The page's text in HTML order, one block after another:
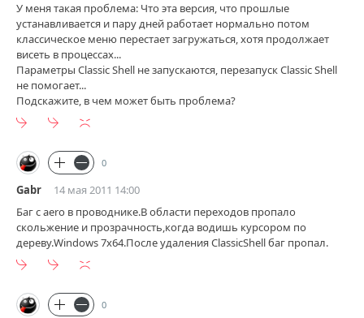
У меня такая проблема: Что эта версия, что прошлые
устанавливается и пару дней работает нормально потом
классическое меню перестает загружаться, хотя продолжает
висеть в процессах...
Параметры Classic Shell не запускаются, перезапуск Classic Shell
не помогает...
Подскажите, в чем может быть проблема?
0
Gabr
14 мая 2011 14:00
Баг с aero в проводнике.В области переходов пропало
скольжение и прозрачность,когда водишь курсором по
дереву.Windows 7x64.После удаления ClassicShell баг пропал.
0